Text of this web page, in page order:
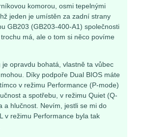
komorou, osmi tepelnými
jeden je umístěn za zadní strany
GB203 (GB203-400-A1) společnosti
má, ale o tom si něco povíme
opravdu bohatá, vlastně ta vůbec
Díky podpoře Dual BIOS máte
v režimu Performance (P-mode)
a spotřebu, v režimu Quiet (Q-
a hlučnost. Nevím, jestli se mi do
v režimu Performance byla tak